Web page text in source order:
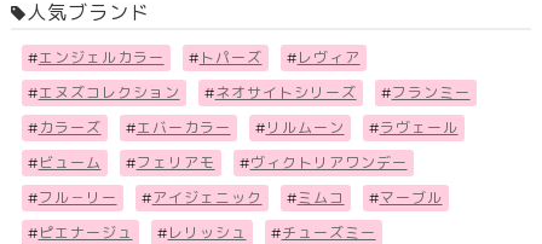
人気ブランド
#エンジェルカラー # トパーズ # レヴィア
#エヌズコレクション #ネオサイトシリーズ #フランミー
# カラーズ #エバーカラー # リルムーン #ラヴェール
# ビューム #フェリアモ #ヴィクトリアワンデー
#フル－リー #アイジェニック #ミムコ #マーブル
# ピエナージュ # レリッシュ #チューズミー